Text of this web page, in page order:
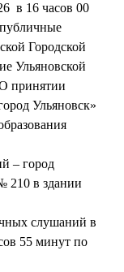
в 16 часов 00
Городской
Ульяновской
принятии
Ульяновск»
– город
210 в здании
слушаний в
55 минут по